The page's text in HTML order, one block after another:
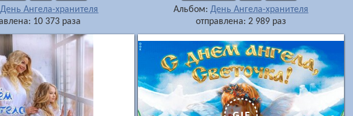
День Ангела-хранителя
10 373 раза
Альбом: День Ангела-хранителя
отправлена: 2 989 раз